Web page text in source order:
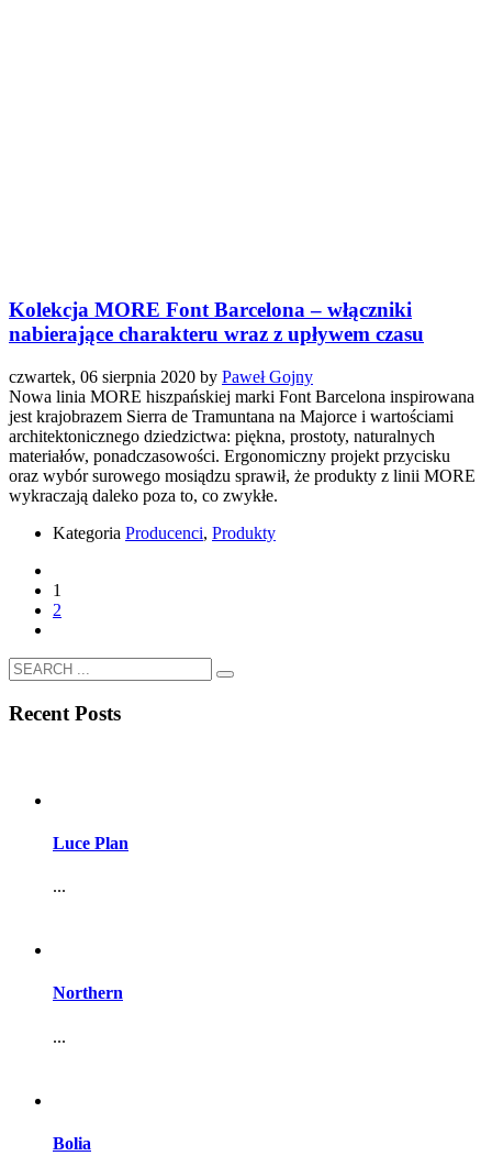
Kolekcja MORE Font Barcelona – włączniki
nabierające charakteru wraz z upływem czasu
czwartek, 06 sierpnia 2020 by Paweł Gojny
Nowa linia MORE hiszpańskiej marki Font Barcelona inspirowana
jest krajobrazem Sierra de Tramuntana na Majorce i wartościami
architektonicznego dziedzictwa: piękna, prostoty, naturalnych
materiałów, ponadczasowości. Ergonomiczny projekt przycisku
oraz wybór surowego mosiądzu sprawił, że produkty z linii MORE
wykraczają daleko poza to, co zwykłe.
Kategoria Producenci, Produkty
1
2
Recent Posts
Luce Plan
...
Northern
...
Bolia